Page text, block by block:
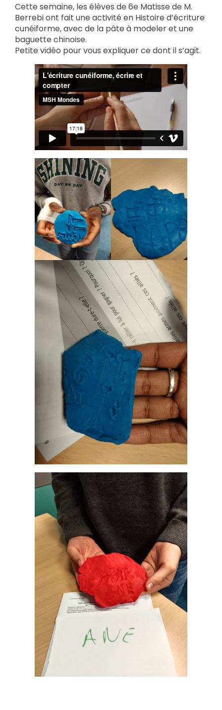
Cette semaine, les élèves de 6e Matisse de M.
Berrebi ont fait une activité en Histoire d’écriture
cunéiforme, avec de la pâte à modeler et une
baguette chinoise.
Petite vidéo pour vous expliquer ce dont il s’agit.